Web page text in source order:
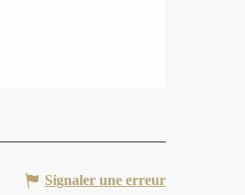
Signaler une erreur